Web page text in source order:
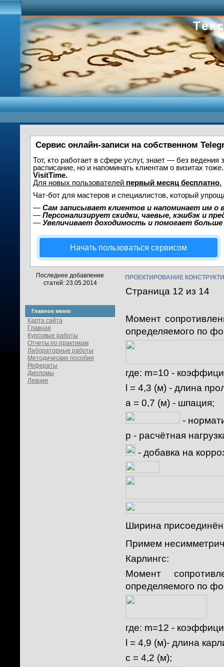
Сервис онлайн-записи на собственном
Тот, кто работает в сфере услуг, знает — без
расписание, но и напоминать клиентам о визитах
VisitTime.
Для новых пользователей первый месяц бесплатно.
Чат-бот для мастеров и специалистов, который
— Сам записывает клиентов и напоминает им о
— Персонализирует скидки, чаевые, кэшбэк и
— Увеличивает доходимость и помогает
Начать пользоваться сервисом
Последнее добавление
статей: 23.05.2014
Главное меню
Карта сайта
Главная
Курсовые работы
Отчеты по практикам
Лабораторные работы
Методические пособия
Рефераты
Дипломы
Лекции
ПРОЕКТИРОВАНИЕ
Страница 12 из 14
Момент
определяемого по
где: m=10 -
l = 4,3 (м) - длина
a = 0,7 (м) - шпация;
-
p - расчётная
- добавка на
Ширина
Примем
Карлингс:
Момент
определяемого по
где: m=12 -
l = 4,9 (м)- длина
c = 4,2 (м);